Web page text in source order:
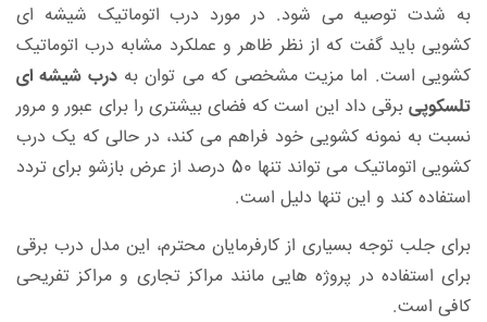
به شدت توصیه می شود. در مورد درب اتوماتیک شیشه ای
کشویی باید گفت که از نظر ظاهر و عملکرد مشابه درب اتوماتیک
کشویی است. اما مزیت مشخصی که می توان بهدرب شیشه ای
تلسکوپی برقی داد این است که فضای بیشتری را برای عبور و مرور
نسبت به نمونه کشویی خود فراهم می کند، در حالی که یک درب
کشویی اتوماتیک می تواند تنها 50 درصد از عرض بازشو برای تردد
استفاده کند و این تنها دلیل است.
برای جلب توجه بسیاری از کارفرمایان محترم، این مدل درب برقی
برای استفاده در پروژه هایی مانند مراکز تجاری و مراکز تفریحی
کافی است.